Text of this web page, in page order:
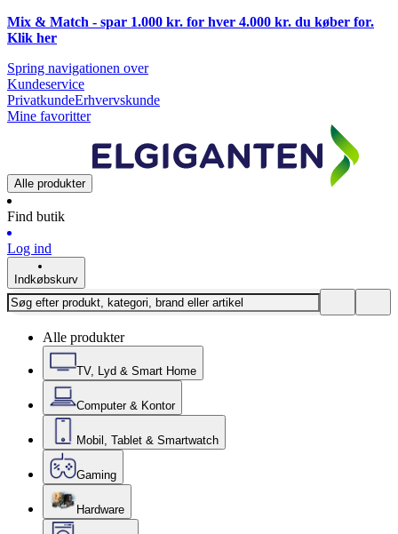
Mix & Match - spar 1.000 kr. for hver 4.000 kr. du køber for.
Klik her
Spring navigationen over
Kundeservice
PrivatkundeErhvervskunde
Mine favoritter
Alle produkter
Find butik
Log ind
Indkøbskurv
Alle produkter
TV, Lyd & Smart Home
Computer & Kontor
Mobil, Tablet & Smartwatch
Gaming
Hardware